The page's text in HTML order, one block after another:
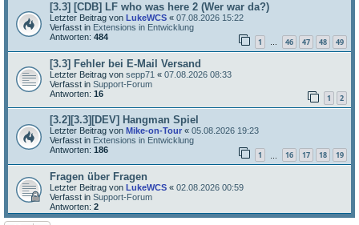
[3.3] [CDB] LF who was here 2 (Wer war da?)
Letzter Beitrag von LukeWCS « 07.08.2026 15:22
Verfasst in Extensions in Entwicklung
Antworten: 484 1 … 46 47 48 49
[3.3] Fehler bei E-Mail Versand
Letzter Beitrag von sepp71 « 07.08.2026 08:33
Verfasst in Support-Forum
Antworten: 16 1 2
[3.2][3.3][DEV] Hangman Spiel
Letzter Beitrag von Mike-on-Tour « 05.08.2026 19:23
Verfasst in Extensions in Entwicklung
Antworten: 186 1 16 17 18 19
Fragen über Fragen
Letzter Beitrag von LukeWCS « 02.08.2026 00:59
Verfasst in Support-Forum
Antworten: 2